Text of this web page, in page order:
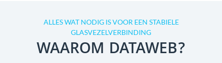
ALLES WAT NODIG IS VOOR EEN STABIELE
GLASVEZELVERBINDING
WAAROM DATAWEB?